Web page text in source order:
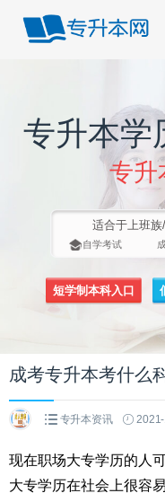
专升本学
专升
适合于上班
自学考试
短学制本科入口
成考专升本考什么
专升本资讯
现在职场大专学历的人
大专学历在社会上很容